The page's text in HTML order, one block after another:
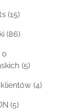
(15)
(86)
o
(5)
(4)
(5)